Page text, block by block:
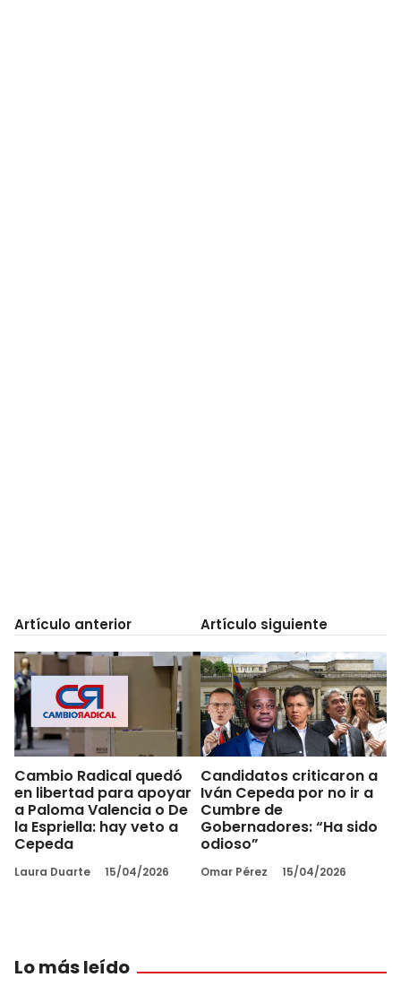
Artículo anterior
Cambio Radical quedó
en libertad para apoyar
a Paloma Valencia o De
la Espriella: hay veto a
Cepeda
Laura Duarte 15/04/2026
Artículo siguiente
Candidatos criticaron a
Iván Cepeda por no ir a
Cumbre de
Gobernadores: “Ha sido
odioso”
Omar Pérez 15/04/2026
Lo más leído